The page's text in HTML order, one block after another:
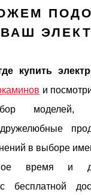
купить
и
моделей,
дружелюбные
в выборе
время и
бесплатной